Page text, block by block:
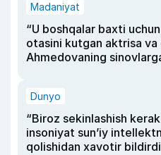
Madaniyat
“U boshqalar baxti
otasini kutgan aktrisa va
Ahmedovaning
Dunyo
“Biroz sekinlashish
insoniyat sun’iy
qolishidan xavotir bildirdi